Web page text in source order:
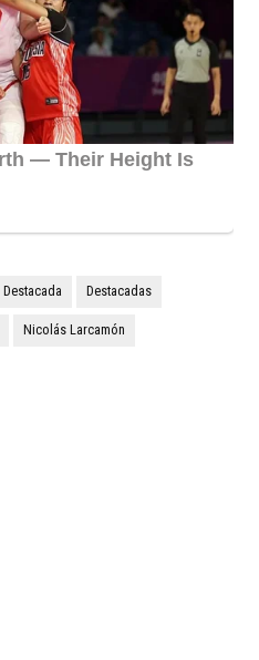
Destacada Destacadas
Nicolás Larcamón